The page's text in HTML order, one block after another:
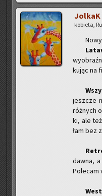
Jol­kaK
ko­bie­ta,
ku­jąc na
jesz­cze
róż­nych
ki, ale
łam bez
dawna,
Po­le­cam